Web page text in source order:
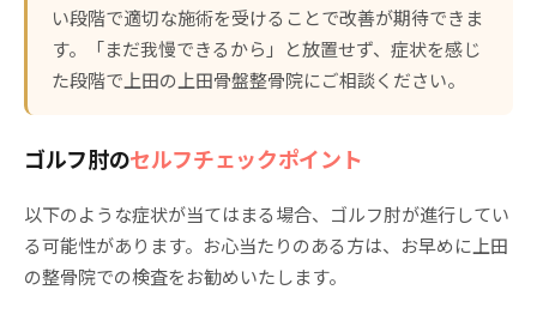
い段階で適切な施術を受けることで改善が期待できま
す。「まだ我慢できるから」と放置せず、症状を感じ
た段階で上田の上田骨盤整骨院にご相談ください。
ゴルフ肘のセルフチェックポイント
以下のような症状が当てはまる場合、ゴルフ肘が進行してい
る可能性があります。お心当たりのある方は、お早めに上田
の整骨院での検査をお勧めいたします。